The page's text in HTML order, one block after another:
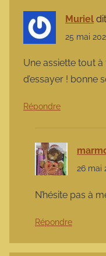
Muriel
25 mai
Une assiette tout
d’essayer ! bonne
Répondre
26 mai
N’hésite pas à
Répondre